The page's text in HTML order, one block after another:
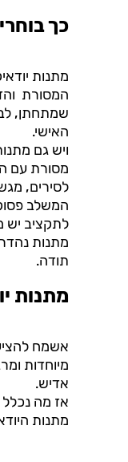
כך
מתנות
המסורת
שמתחתן,
האישי.
ויש גם
מסורת עם
לסירים,
המשלב
לתקציב יש
מתנות
תודה.
מתנות
אשמח
מיוחדות
אדיש.
אז מה
מתנות